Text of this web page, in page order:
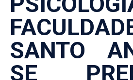
SANTO
SE